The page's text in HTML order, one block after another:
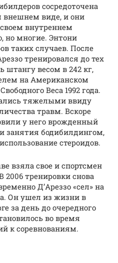
сосредоточена
внешнем виде, и они
внутреннем
но многие. Энтони
таких случаев. После
тренировался до тех
штангу весом в 242 кг,
на Американском
Веса 1992 года.
тяжелыми ввиду
травм. Вскоре
у него врожденный
занятия бодибилдингом,
стероидов.
взяла свое и спортсмен
2006 тренировки снова
Д’Ареззо «сел» на
Он ушел из жизни в
за день до очередного
во время
к соревнованиям.